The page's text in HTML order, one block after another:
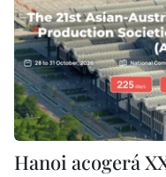
Hanoi acogerá